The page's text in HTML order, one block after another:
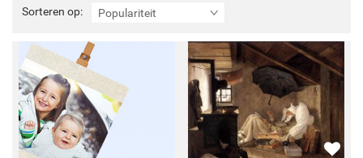
Sorteren op: Populariteit
Sorteren
op: